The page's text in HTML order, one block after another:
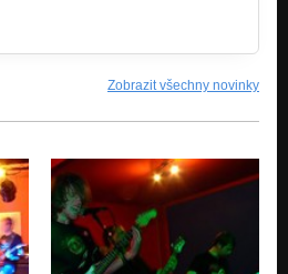
Zobrazit všechny novinky